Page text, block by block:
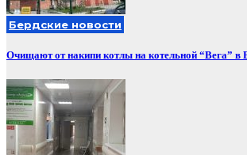
Бердские новости
Очищают от накипи котлы на котельной “Вега” в